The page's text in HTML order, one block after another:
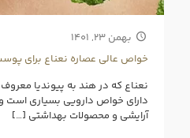
بهمن ۲۳, ۱۴۰۱
خواص عالی عصاره نعناع برای
نعناع که در هند به پیوندیا
دارای خواص دارویی بسیاری است
آرایشی و محصولات بهداشتی […]